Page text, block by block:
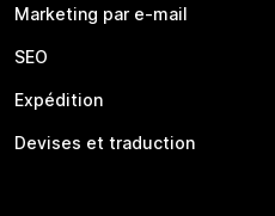
Marketing par e-mail
SEO
Expédition
Devises et traduction